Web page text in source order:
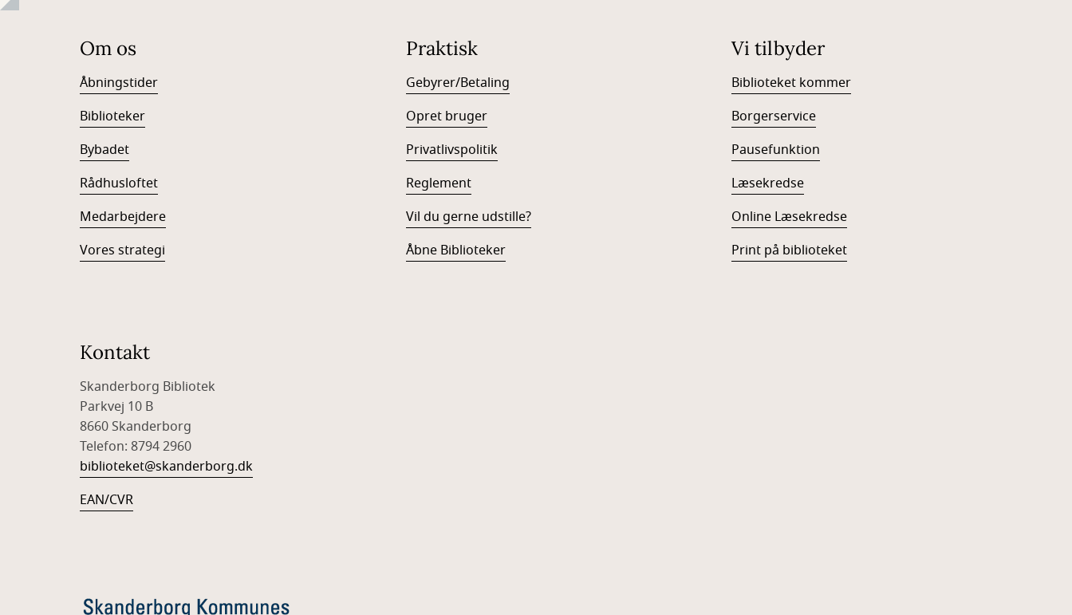
Om os
Åbningstider
Biblioteker
Bybadet
Rådhusloftet
Medarbejdere
Vores strategi
Praktisk
Gebyrer/Betaling
Opret bruger
Privatlivspolitik
Reglement
Vil du gerne udstille?
Åbne Biblioteker
Vi tilbyder
Biblioteket kommer
Borgerservice
Pausefunktion
Læsekredse
Online Læsekredse
Print på biblioteket
Kontakt
Skanderborg Bibliotek
Parkvej 10 B
8660 Skanderborg
Telefon: 8794 2960
biblioteket@skanderborg.dk
EAN/CVR